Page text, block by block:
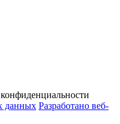
данных Разработано веб-